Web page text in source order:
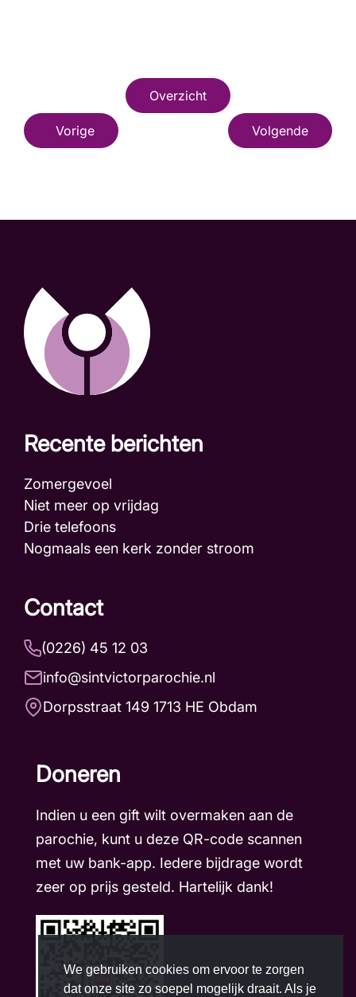
Overzicht
Vorige Volgende
Recente berichten
Zomergevoel
Niet meer op vrijdag
Drie telefoons
Nogmaals een kerk zonder stroom
Contact
(0226) 45 12 03
info@sintvictorparochie.nl
Dorpsstraat 149 1713 HE Obdam
Doneren
Indien u een gift wilt overmaken aan de
parochie, kunt u deze QR-code scannen
met uw bank-app. Iedere bijdrage wordt
zeer op prijs gesteld. Hartelijk dank!
We gebruiken cookies om ervoor te zorgen
dat onze site zo soepel mogelijk draait. Als je